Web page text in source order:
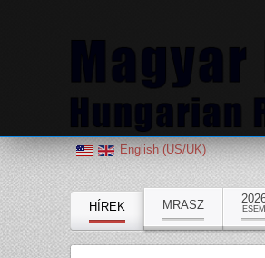
English (US/UK)
HÍREK MRASZ